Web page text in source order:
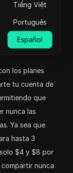
Tiếng Việt
Português
Español
de
Probar ahora
los planes
tu cuenta de
que
nunca las
Ya sea que
hasta 3
solo $4 y $8 por
nunca